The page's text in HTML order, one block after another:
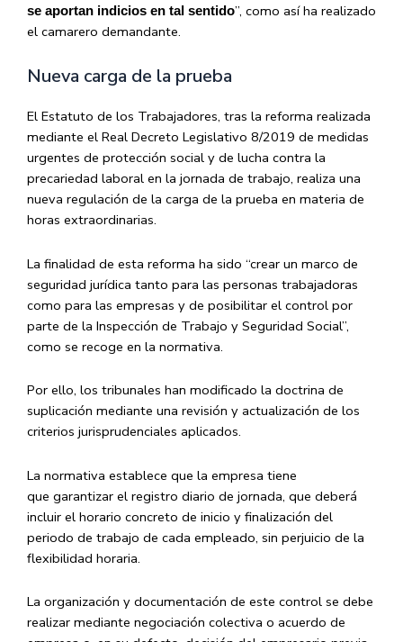
se aportan indicios en tal sentido”, como así ha realizado
el camarero demandante.
Nueva carga de la prueba
El Estatuto de los Trabajadores, tras la reforma realizada
mediante el Real Decreto Legislativo 8/2019 de medidas
urgentes de protección social y de lucha contra la
precariedad laboral en la jornada de trabajo, realiza una
nueva regulación de la carga de la prueba en materia de
horas extraordinarias.
La finalidad de esta reforma ha sido “crear un marco de
seguridad jurídica tanto para las personas trabajadoras
como para las empresas y de posibilitar el control por
parte de la Inspección de Trabajo y Seguridad Social”,
como se recoge en la normativa.
Por ello, los tribunales han modificado la doctrina de
suplicación mediante una revisión y actualización de los
criterios jurisprudenciales aplicados.
La normativa establece que la empresa tiene
que garantizar el registro diario de jornada, que deberá
incluir el horario concreto de inicio y finalización del
periodo de trabajo de cada empleado, sin perjuicio de la
flexibilidad horaria.
La organización y documentación de este control se debe
realizar mediante negociación colectiva o acuerdo de